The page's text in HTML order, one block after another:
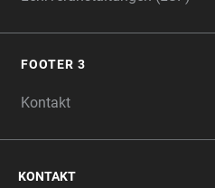
FOOTER 3
Kontakt
KONTAKT